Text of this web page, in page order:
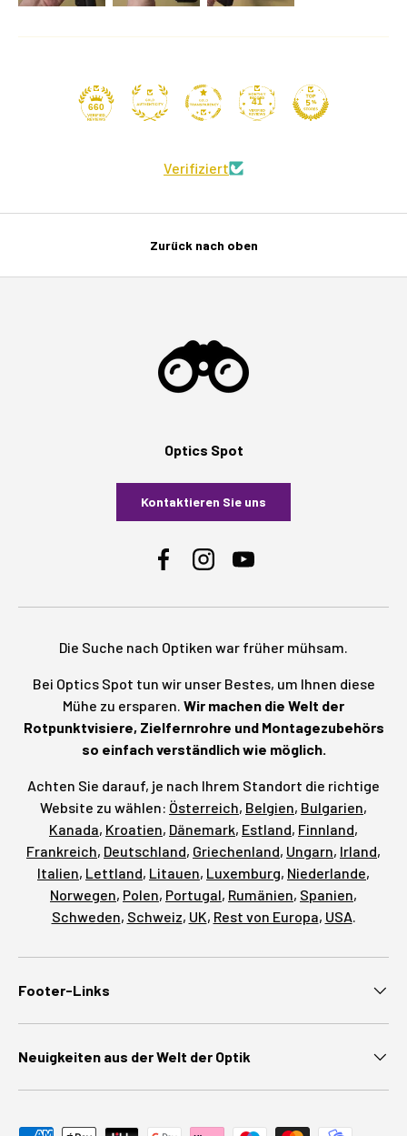
660
41
Verifiziert
Zurück nach oben
Optics Spot
Kontaktieren Sie uns
FacebookInstagramYouTube
Die Suche nach Optiken war früher mühsam.
Bei Optics Spot tun wir unser Bestes, um Ihnen diese
Mühe zu ersparen. Wir machen die Welt der
Rotpunktvisiere, Zielfernrohre und Montagezubehörs
so einfach verständlich wie möglich.
Achten Sie darauf, je nach Ihrem Standort die richtige
Website zu wählen: Österreich, Belgien, Bulgarien,
Kanada, Kroatien, Dänemark, Estland, Finnland,
Frankreich, Deutschland, Griechenland, Ungarn, Irland,
Italien, Lettland, Litauen, Luxemburg, Niederlande,
Norwegen, Polen, Portugal, Rumänien, Spanien,
Schweden, Schweiz, UK, Rest von Europa, USA
Footer-Links
Neuigkeiten aus der Welt der Optik